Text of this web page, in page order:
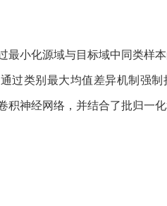
小化源域与目标域中同类样本
过类别最大均值差异机制强
神经网络，并结合了批归一